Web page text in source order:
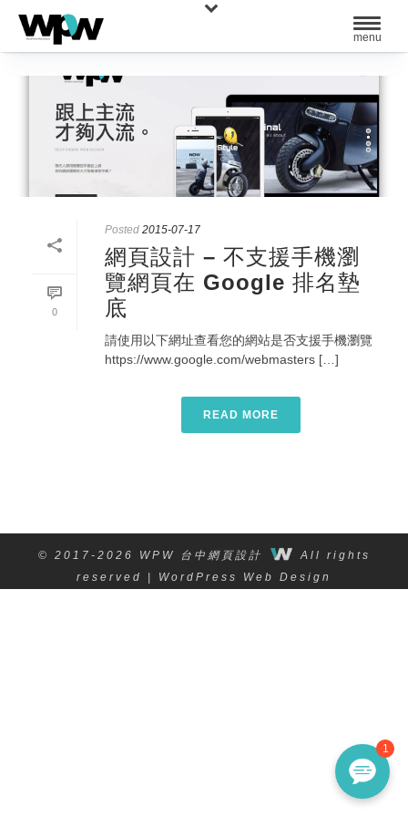
0
Posted 2015-07-17
網頁設計 – 不支援手機瀏
覽網頁在 Google 排名墊
底
請使用以下網址查看您的網站是否支援手機瀏覽
https://www.google.com/webmasters […]
READ MORE
© 2017-2026 WPW 台中網頁設計
All rights
reserved | WordPress Web Design